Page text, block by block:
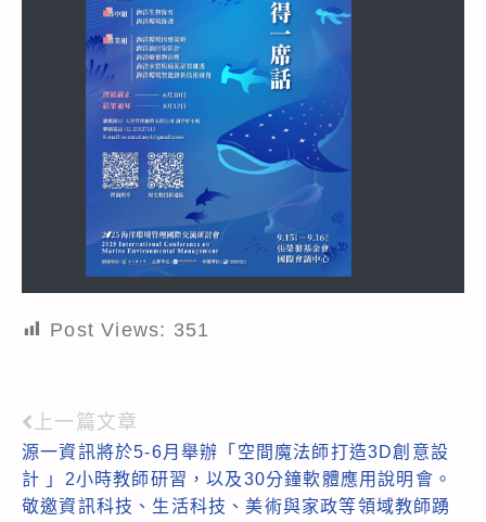
Post Views: 351
Read
more
articles
上一篇文章
源一資訊將於5-6月舉辦「空間魔法師打造3D創意設
計 」2小時教師研習，以及30分鐘軟體應用說明會。
敬邀資訊科技、生活科技、美術與家政等領域教師踴